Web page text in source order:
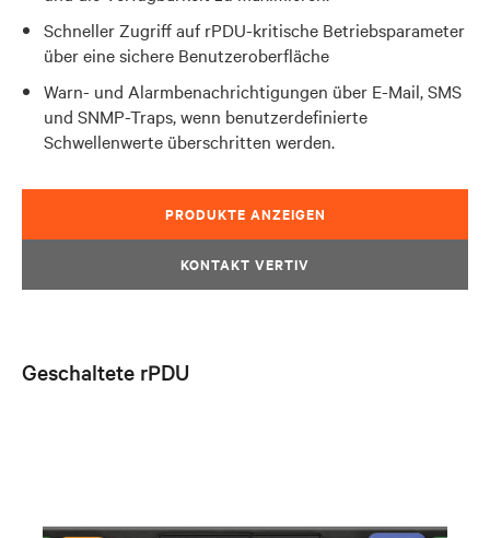
Schneller Zugriff auf rPDU-kritische Betriebsparameter
über eine sichere Benutzeroberfläche
Warn- und Alarmbenachrichtigungen über E-Mail, SMS
und SNMP-Traps, wenn benutzerdefinierte
Schwellenwerte überschritten werden.
PRODUKTE ANZEIGEN
KONTAKT VERTIV
Geschaltete rPDU